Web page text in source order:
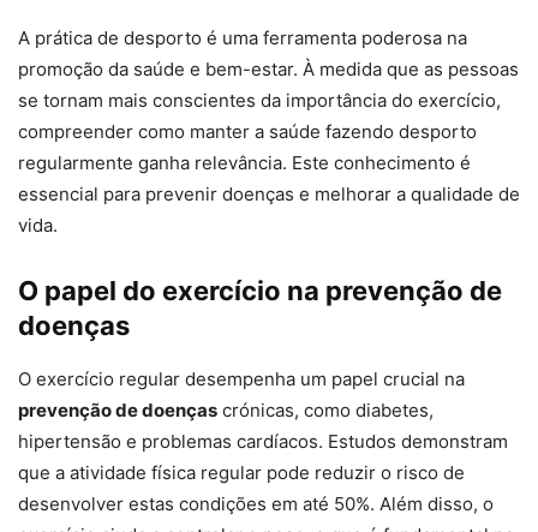
A prática de desporto é uma ferramenta poderosa na
promoção da saúde e bem-estar. À medida que as pessoas
se tornam mais conscientes da importância do exercício,
compreender como manter a saúde fazendo desporto
regularmente ganha relevância. Este conhecimento é
essencial para prevenir doenças e melhorar a qualidade de
vida.
O papel do exercício na prevenção de
doenças
O exercício regular desempenha um papel crucial na
prevenção de doenças crónicas, como diabetes,
hipertensão e problemas cardíacos. Estudos demonstram
que a atividade física regular pode reduzir o risco de
desenvolver estas condições em até 50%. Além disso, o